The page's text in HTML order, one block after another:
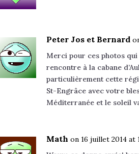
Peter Jos et Bernard
Merci pour ces photos
rencontre à la cabane
particulièrement cette
St-Engrâce avec votre
Méditerranée et le soleil
Math on 16 juillet 2014 at